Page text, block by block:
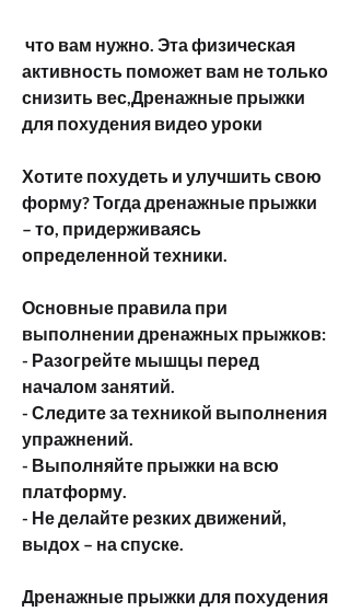
активность поможет вам не только
снизить вес,Дренажные прыжки
для похудения видео уроки
Хотите похудеть и улучшить свою
форму? Тогда дренажные прыжки
– то, придерживаясь
определенной техники.
Основные правила при
выполнении дренажных прыжков:
- Разогрейте мышцы перед
началом занятий.
- Следите за техникой выполнения
упражнений.
- Выполняйте прыжки на всю
платформу.
- Не делайте резких движений,
выдох – на спуске.
Дренажные прыжки для похудения